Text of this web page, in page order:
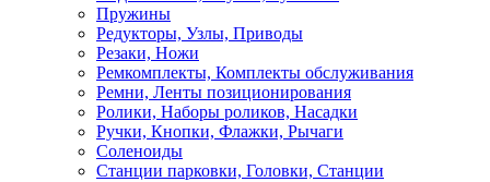
Пружины
Редукторы, Узлы, Приводы
Резаки, Ножи
Ремкомплекты, Комплекты обслуживания
Ремни, Ленты позиционирования
Ролики, Наборы роликов, Насадки
Ручки, Кнопки, Флажки, Рычаги
Соленоиды
Станции парковки, Головки, Станции